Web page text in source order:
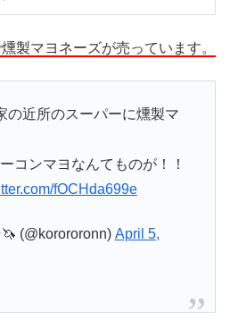
製マヨネーズが売っています。
の近所のスーパーに燻製マ
コンマヨなんてものが！！
fOCHda699e
(@korororonn) April 5,